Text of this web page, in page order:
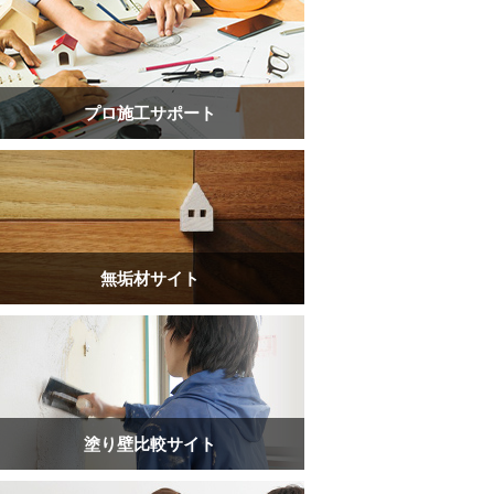
プロ施工サポート
無垢材サイト
塗り壁比較サイト